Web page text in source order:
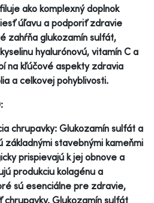
ako komplexný doplnok
úľavu a podporiť zdravie
zahŕňa glukozamín sulfát,
hyalurónovú, vitamín C a
na kľúčové aspekty zdravia
a celkovej pohyblivosti.
chrupavky: Glukozamín sulfát a
základnými stavebnými kameňmi
prispievajú k jej obnove a
produkciu kolagénu a
sú esenciálne pre zdravie,
chrupavky. Glukozamín sulfát